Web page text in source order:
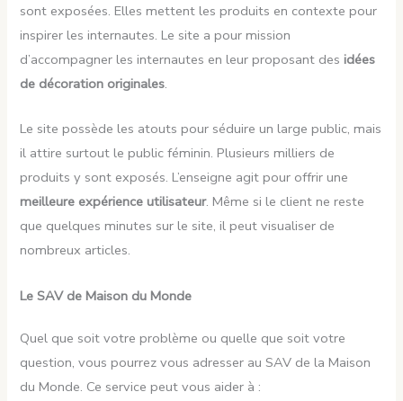
sont exposées. Elles mettent les produits en contexte pour
inspirer les internautes. Le site a pour mission
d’accompagner les internautes en leur proposant desidées
de décoration originales.
Le site possède les atouts pour séduire un large public, mais
il attire surtout le public féminin. Plusieurs milliers de
produits y sont exposés. L’enseigne agit pour offrir une
meilleure expérience utilisateur. Même si le client ne reste
que quelques minutes sur le site, il peut visualiser de
nombreux articles.
Le SAV de Maison du Monde
Quel que soit votre problème ou quelle que soit votre
question, vous pourrez vous adresser au SAV de la Maison
du Monde. Ce service peut vous aider à :